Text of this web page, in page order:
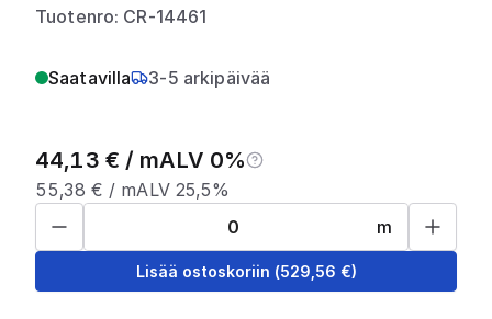
Tuotenro: CR-14461
Saatavilla 3-5 arkipäivää
44,13 € / mALV 0%
55,38 € / mALV 25,5%
m
Lisää ostoskoriin (529,56 €)